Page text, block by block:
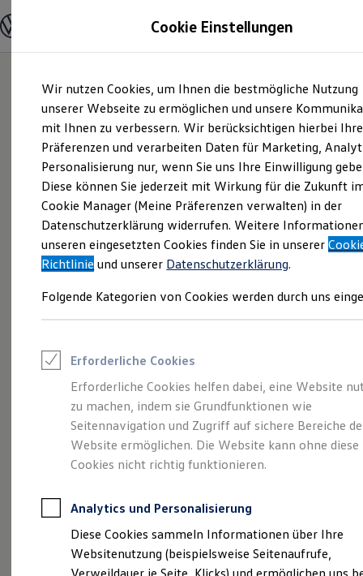
Hauptinhalt
springen
Footer
springen
Modelle und Konfigurator
Modelle vergleichen
Elektroautos
ENERGY Sondermodelle
Nutzfahrzeuge
SUV und CUV
Familienautos
Kombis
Kompaktwagen
Sportwagen
Schnell verfügbare Fahrzeuge
Angebote und Produkte
Aktuelle Angebote
E-Auto-Förderung
Volkswagen Marktplatz
Junge Gebrauchtwagen und Gebrauchtwagen
Saisonangebote
Leasing
Leasing-Angebote
Gebrauchtwagen Leasing
Junge Gebrauchtwagen-Leasing
Elektroauto Leasing
Kleinwagen-Leasing
Leasing ohne Anzahlung
Autokredit mit Schlussrate
Versicherungen und Garantien
Kfz-Versicherung
Restschuldversicherungen
Garantien
Eine Klasse für sich.
Der Golf.
Cookie Einstellungen
Wir nutzen Cookies, um Ihnen die bestmögliche Nutzung
unserer Webseite zu ermöglichen und unsere
mit Ihnen zu verbessern. Wir berücksichtigen hierbei Ihre
Präferenzen und verarbeiten Daten für Marketing,
Personalisierung nur, wenn Sie uns Ihre Einwilligung
Diese können Sie jederzeit mit Wirkung für die Zukunft
Cookie Manager (Meine Präferenzen verwalten) in der
Datenschutzerklärung widerrufen. Weitere
unseren eingesetzten Cookies finden Sie in unserer
Richtlinie und unserer Datenschutzerklärung.
Folgende Kategorien von Cookies werden durch uns
Erforderliche Cookies
Erforderliche Cookies helfen dabei, eine Website
zu machen, indem sie Grundfunktionen wie
Seitennavigation und Zugriff auf sichere Bereiche
Website ermöglichen. Die Website kann ohne diese
Cookies nicht richtig funktionieren.
Analytics und Personalisierung
Diese Cookies sammeln Informationen über Ihre
Websitenutzung (beispielsweise Seitenaufrufe,
Verweildauer je Seite, Klicks) und ermöglichen uns